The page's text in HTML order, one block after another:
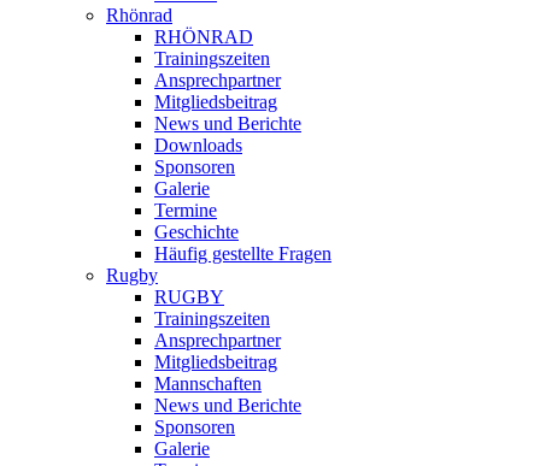
Rhönrad
RHÖNRAD
Trainingszeiten
Ansprechpartner
Mitgliedsbeitrag
News und Berichte
Downloads
Sponsoren
Galerie
Termine
Geschichte
Häufig gestellte Fragen
Rugby
RUGBY
Trainingszeiten
Ansprechpartner
Mitgliedsbeitrag
Mannschaften
News und Berichte
Sponsoren
Galerie